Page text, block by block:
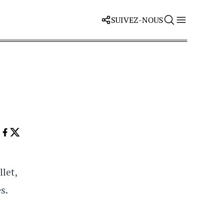
SUIVEZ-NOUS